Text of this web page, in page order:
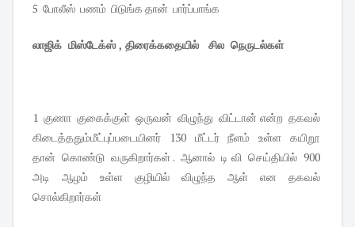
5 போலீஸ் பணம் பிடுங்க தான் பார்ப்பாங்க
லாஜிக் மிஸ்டேக்ஸ் , திரைக்கதையில் சில நெருடல்கள்
1 குணா குகைக்குள் ஒருவன் விழுந்து விட்டான் என்ற தகவல்
கிடைத்ததும்மீட்புப்படையினர் 130 மீட்டர் நீளம் உள்ள கயிறூ
தான் கொண்டு வருகிறார்கள் . ஆனால் டி வி செய்தியில் 900
அடி ஆழம் உள்ள குழியில் விழுந்த ஆள் என தகவல்
சொல்கிறார்கள்